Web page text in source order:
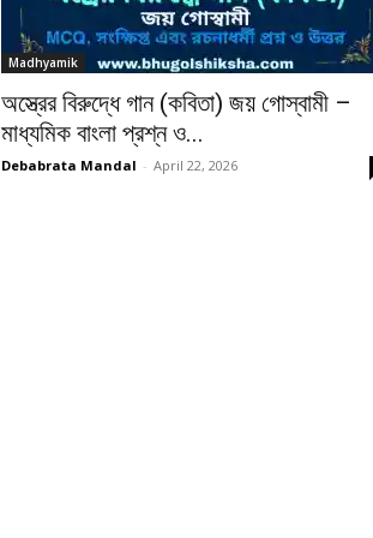
Madhyamik
অস্ত্রের বিরুদ্ধে গান (কবিতা) জয় গোস্বামী –
মাধ্যমিক বাংলা প্রশ্ন ও...
Debabrata Mandal - April 22, 2026